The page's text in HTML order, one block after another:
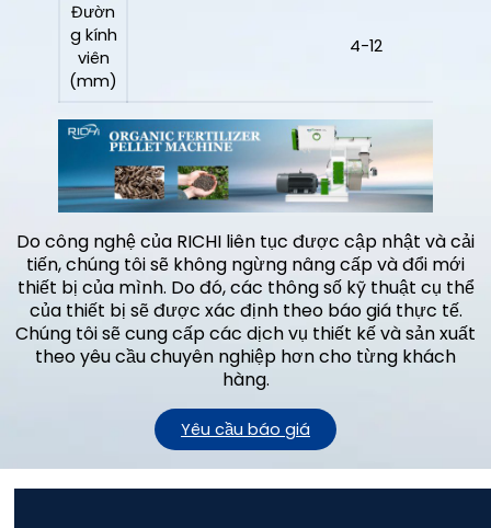
Đườn
g kính
viên
(mm)
4-12
Do công nghệ của RICHI liên tục được cập nhật và cải
tiến, chúng tôi sẽ không ngừng nâng cấp và đổi mới
thiết bị của mình. Do đó, các thông số kỹ thuật cụ thể
của thiết bị sẽ được xác định theo báo giá thực tế.
Chúng tôi sẽ cung cấp các dịch vụ thiết kế và sản xuất
theo yêu cầu chuyên nghiệp hơn cho từng khách
hàng.
Yêu cầu báo giá